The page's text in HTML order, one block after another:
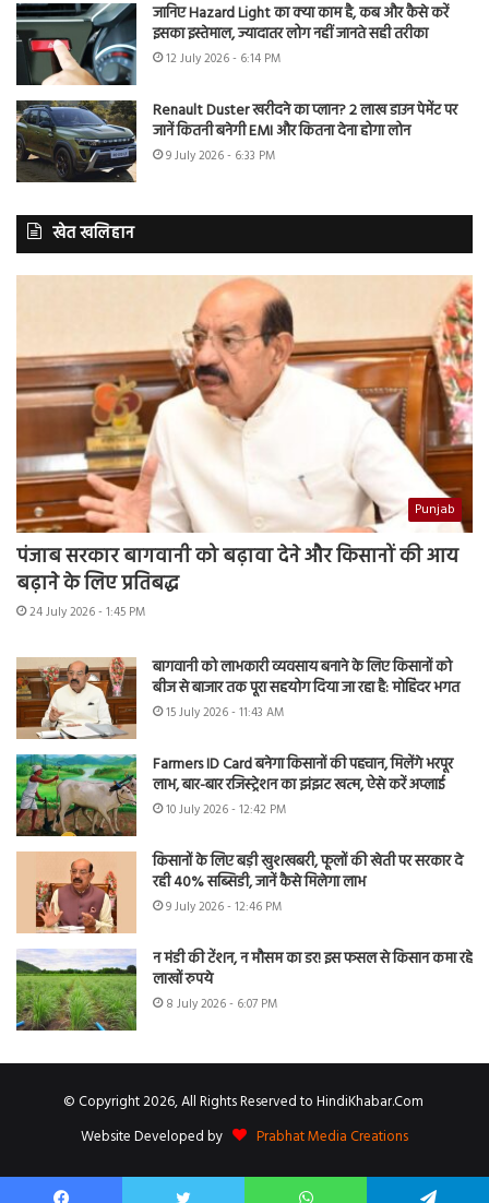
जानिए Hazard Light का क्या काम है, कब और कैसे करें
इसका इस्तेमाल, ज्यादातर लोग नहीं जानते सही तरीका
12 July 2026 - 6:14 PM
Renault Duster खरीदने का प्लान? 2 लाख डाउन पेमेंट पर
जानें कितनी बनेगी EMI और कितना देना होगा लोन
9 July 2026 - 6:33 PM
खेत खलिहान
Punjab
पंजाब सरकार बागवानी को बढ़ावा देने और किसानों की आय
बढ़ाने के लिए प्रतिबद्ध
24 July 2026 - 1:45 PM
बागवानी को लाभकारी व्यवसाय बनाने के लिए किसानों को
बीज से बाजार तक पूरा सहयोग दिया जा रहा है: मोहिंदर भगत
15 July 2026 - 11:43 AM
Farmers ID Card बनेगा किसानों की पहचान, मिलेंगे भरपूर
लाभ, बार-बार रजिस्ट्रेशन का झंझट खत्म, ऐसे करें अप्लाई
10 July 2026 - 12:42 PM
किसानों के लिए बड़ी खुशखबरी, फूलों की खेती पर सरकार दे
रही 40% सब्सिडी, जानें कैसे मिलेगा लाभ
9 July 2026 - 12:46 PM
न मंडी की टेंशन, न मौसम का डर! इस फसल से किसान कमा रहे
लाखों रुपये
8 July 2026 - 6:07 PM
© Copyright 2026, All Rights Reserved to HindiKhabar.Com
Website Developed by
Prabhat Media Creations